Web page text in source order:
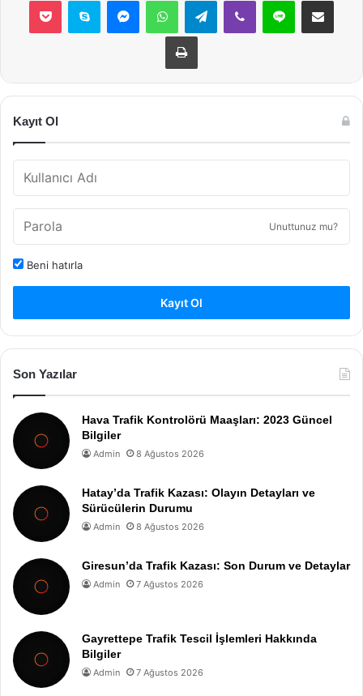
Yazdır
Kayıt Ol
Unuttunuz mu?
Beni hatırla
Kayıt Ol
Son Yazılar
Hava Trafik Kontrolörü Maaşları: 2023 Güncel
Bilgiler
Admin 8 Ağustos 2026
Hatay’da Trafik Kazası: Olayın Detayları ve
Sürücülerin Durumu
Admin 8 Ağustos 2026
Giresun’da Trafik Kazası: Son Durum ve Detaylar
Admin 7 Ağustos 2026
Gayrettepe Trafik Tescil İşlemleri Hakkında
Bilgiler
Admin 7 Ağustos 2026